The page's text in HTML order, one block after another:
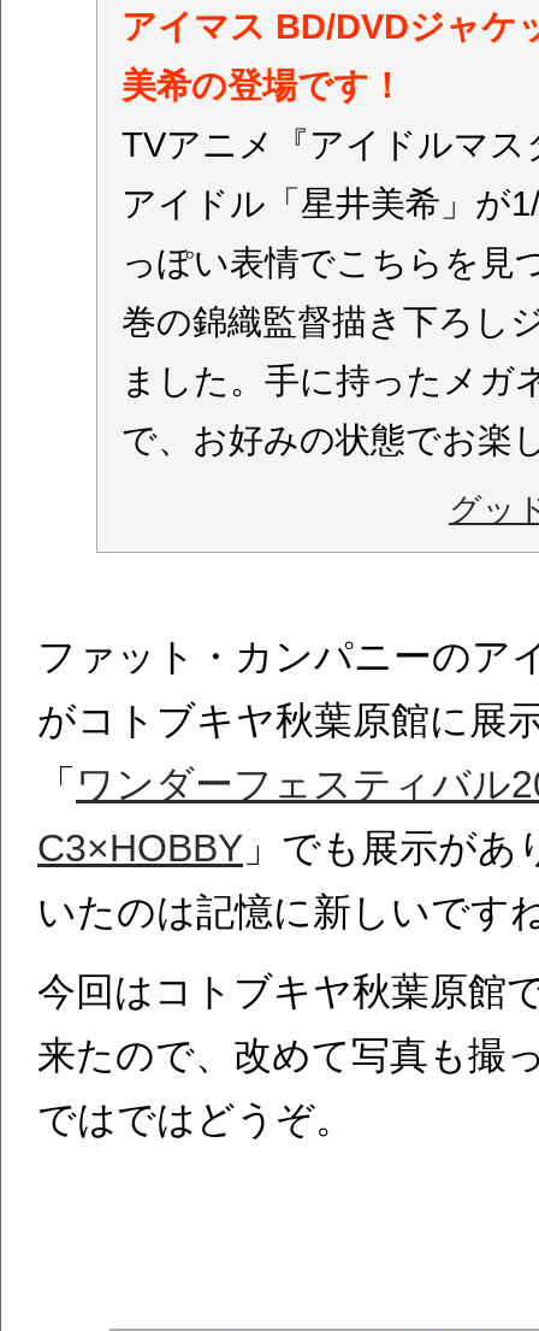
アイマス BD/DVDジャケ
美希の登場です！
TVアニメ『アイドルマ
アイドル「星井美希」が
っぽい表情でこちらを見
巻の錦織監督描き下ろし
ました。手に持ったメガ
で、お好みの状態でお楽
グッ
ファット・カンパニーのア
がコトブキヤ秋葉原館に展
「 ワンダーフェスティバル
C3×HOBBY 」でも展示が
いたのは記憶に新しいです
今回はコトブキヤ秋葉原館
来たので、改めて写真も撮
ではではどうぞ。